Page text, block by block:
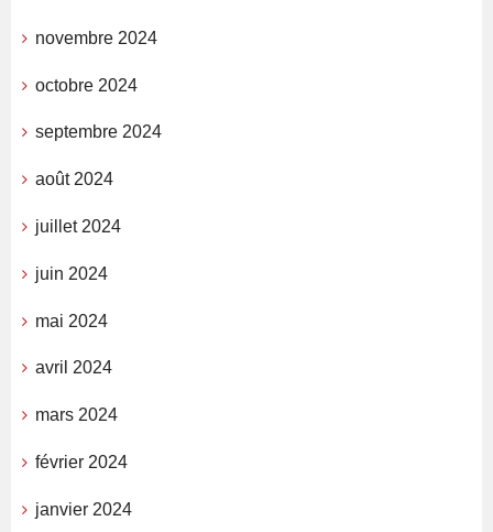
novembre 2024
octobre 2024
septembre 2024
août 2024
juillet 2024
juin 2024
mai 2024
avril 2024
mars 2024
février 2024
janvier 2024